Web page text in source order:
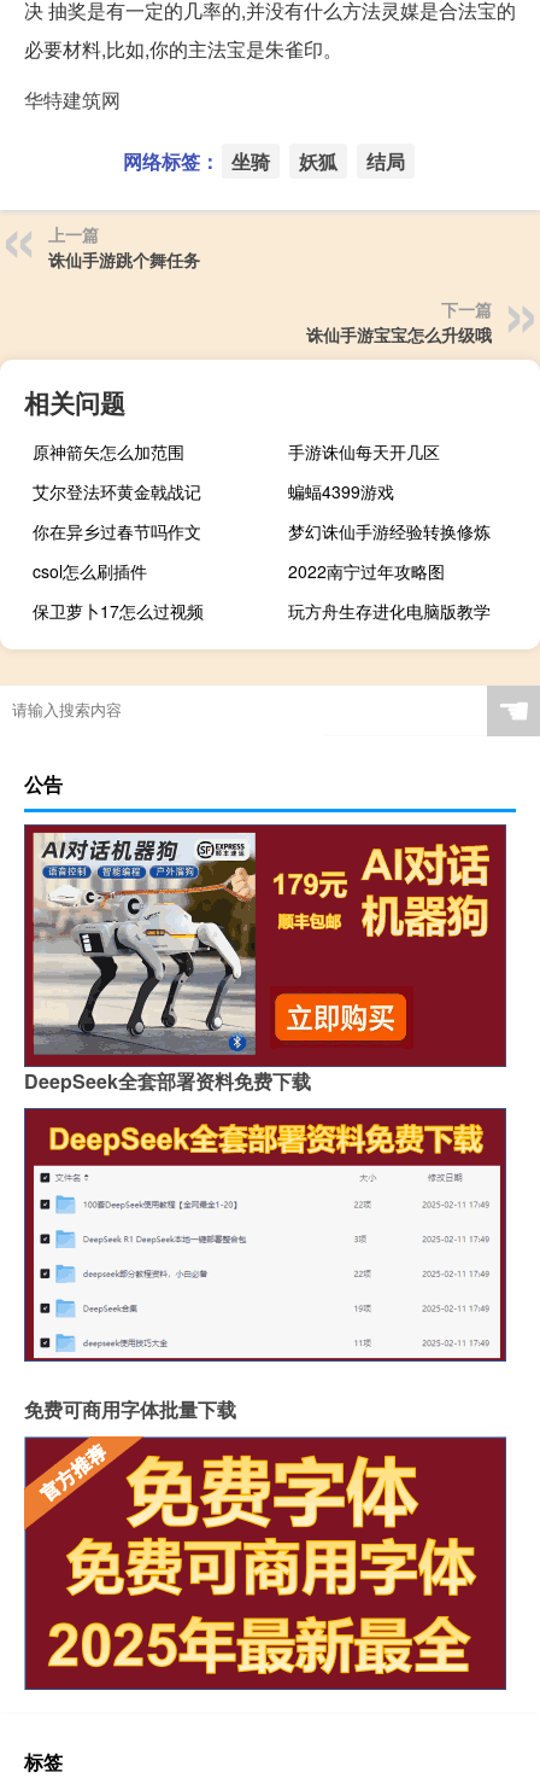
决 抽奖是有一定的几率的,并没有什么方法灵媒是合法宝的
必要材料,比如,你的主法宝是朱雀印。
华特建筑网
网络标签： 坐骑 妖狐 结局
上一篇
诛仙手游跳个舞任务
下一篇
诛仙手游宝宝怎么升级哦
相关问题
原神箭矢怎么加范围
手游诛仙每天开几区
艾尔登法环黄金戟战记
蝙蝠4399游戏
你在异乡过春节吗作文
梦幻诛仙手游经验转换修炼
csol怎么刷插件
2022南宁过年攻略图
保卫萝卜17怎么过视频
玩方舟生存进化电脑版教学
☚
公告
DeepSeek全套部署资料免费下载
免费可商用字体批量下载
标签